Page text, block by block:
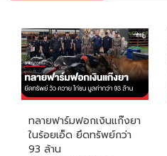
ทลายฟาร์มฟอกเงินแก๊งยา
ในร้อยเอ็ด ยึดทรัพย์กว่า
93 ล้าน